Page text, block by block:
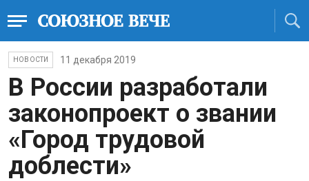
НОВОСТИ 11 декабря 2019
В России разработали
законопроект о звании
«Город трудовой
доблести»